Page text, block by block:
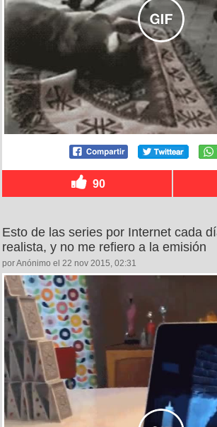
90
Esto de las series por Internet cada
realista, y no me refiero a la emisión
por Anónimo el 22 nov 2015, 02:31